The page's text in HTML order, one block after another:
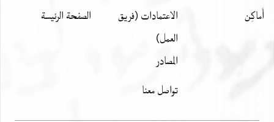
أَماكِن
الاعتمادات (فريق
العمل)
المصادر
تواصل معنا
الصفحة الرئيسة